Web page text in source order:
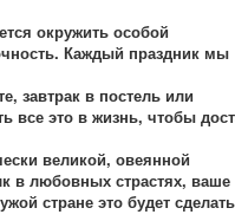
окружить особой
Каждый праздник мы
завтрак в постель или
все это в жизнь, чтобы
великой, овеянной
в любовных страстях, ваше
стране это будет сделать